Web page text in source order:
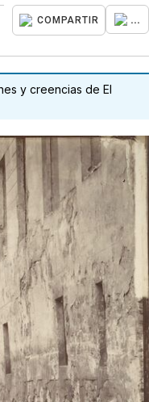
COMPARTIR ...
y creencias de El